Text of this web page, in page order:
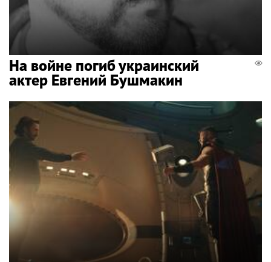
На войне погиб украинский
актер Евгений Бушмакин